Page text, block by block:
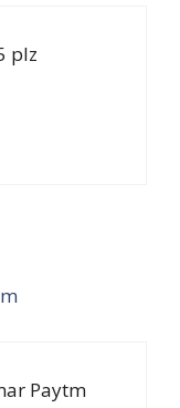
plz
Paytm